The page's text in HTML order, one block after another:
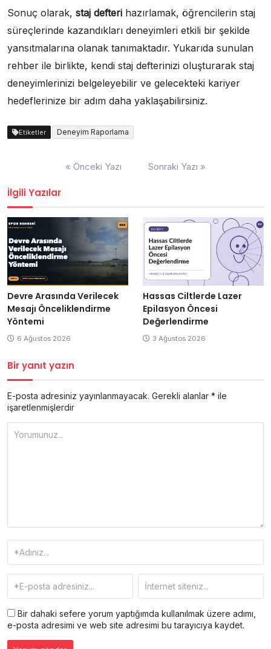
Sonuç olarak, staj defteri hazırlamak, öğrencilerin staj
süreçlerinde kazandıkları deneyimleri etkili bir şekilde
yansıtmalarına olanak tanımaktadır. Yukarıda sunulan
rehber ile birlikte, kendi staj defterinizi oluşturarak staj
deneyimlerinizi belgeleyebilir ve gelecekteki kariyer
hedeflerinize bir adım daha yaklaşabilirsiniz.
Etiketler Deneyim Raporlama
« Önceki Yazı Sonraki Yazı »
İlgili Yazılar
Devre Arasında Verilecek
Mesajı Önceliklendirme
Yöntemi
6 Ağustos 2026
Hassas Ciltlerde Lazer
Epilasyon Öncesi
Değerlendirme
3 Ağustos 2026
Bir yanıt yazın
E-posta adresiniz yayınlanmayacak. Gerekli alanlar * ile
işaretlenmişlerdir
Bir dahaki sefere yorum yaptığımda kullanılmak üzere adımı,
e-posta adresimi ve web site adresimi bu tarayıcıya kaydet.